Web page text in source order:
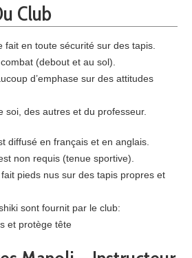
Club
fait en toute sécurité sur des tapis.
(debout et au sol).
d’emphase sur des attitudes
soi, des autres et du professeur.
diffusé en français et en anglais.
non requis (tenue sportive).
fait pieds nus sur des tapis propres et
sont fournit par le club:
et protège tête